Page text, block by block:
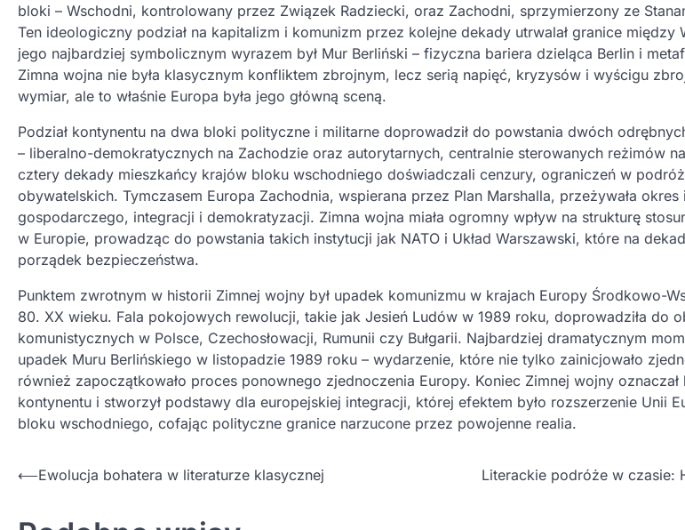
bloki – Wschodni, kontrolowany przez Związek Radziecki, oraz Zachodni, sprzymierzony ze
Ten ideologiczny podział na kapitalizm i komunizm przez kolejne dekady utrwalał granice między
jego najbardziej symbolicznym wyrazem był Mur Berliński – fizyczna bariera dzieląca Berlin i
Zimna wojna nie była klasycznym konfliktem zbrojnym, lecz serią napięć, kryzysów i wyścigu
wymiar, ale to właśnie Europa była jego główną sceną.
Podział kontynentu na dwa bloki polityczne i militarne doprowadził do powstania dwóch
– liberalno-demokratycznych na Zachodzie oraz autorytarnych, centralnie sterowanych reżimów
cztery dekady mieszkańcy krajów bloku wschodniego doświadczali cenzury, ograniczeń w
obywatelskich. Tymczasem Europa Zachodnia, wspierana przez Plan Marshalla, przeżywała
gospodarczego, integracji i demokratyzacji. Zimna wojna miała ogromny wpływ na strukturę
w Europie, prowadząc do powstania takich instytucji jak NATO i Układ Warszawski, które na
porządek bezpieczeństwa.
Punktem zwrotnym w historii Zimnej wojny był upadek komunizmu w krajach Europy Środkowo-
80. XX wieku. Fala pokojowych rewolucji, takie jak Jesień Ludów w 1989 roku, doprowadziła do
komunistycznych w Polsce, Czechosłowacji, Rumunii czy Bułgarii. Najbardziej dramatycznym
upadek Muru Berlińskiego w listopadzie 1989 roku – wydarzenie, które nie tylko zainicjowało
również zapoczątkowało proces ponownego zjednoczenia Europy. Koniec Zimnej wojny oznaczał
kontynentu i stworzył podstawy dla europejskiej integracji, której efektem było rozszerzenie Unii
bloku wschodniego, cofając polityczne granice narzucone przez powojenne realia.
Nawigacja
⟵Ewolucja bohatera w literaturze klasycznej Literackie podróże w czasie: